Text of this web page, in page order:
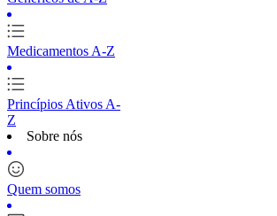
Medicamentos A-Z
Princípios Ativos A-
Z
Sobre nós
Quem somos